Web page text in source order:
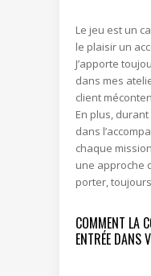
Le jeu est un
le plaisir un
J’apporte
dans mes
client
En plus,
dans
chaque
une approche
porter,
COMMENT LA
ENTRÉE DANS